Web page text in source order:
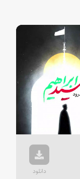
دانلود